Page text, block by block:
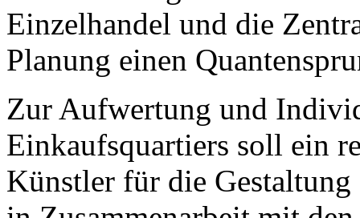
Einzelhandel und die
Planung einen
Zur Aufwertung und
Einkaufsquartiers soll ein
Künstler für die